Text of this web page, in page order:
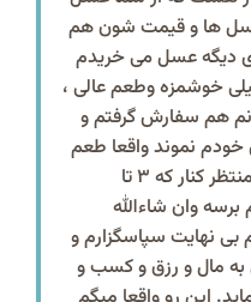
عسل ها و قیمت شون هم
دیگه عسل می خریدم
خوشمزه و‌طعم عالی ،
هم سفارش گرفتم و
نموند واقعا طعم
واقعی عسله، زیرفون، و این بار منتظر کنار که ۳ تا
و‌ان شاءالله
نهایت سپاسگزارم و‌
به مال و رزق و کسب و